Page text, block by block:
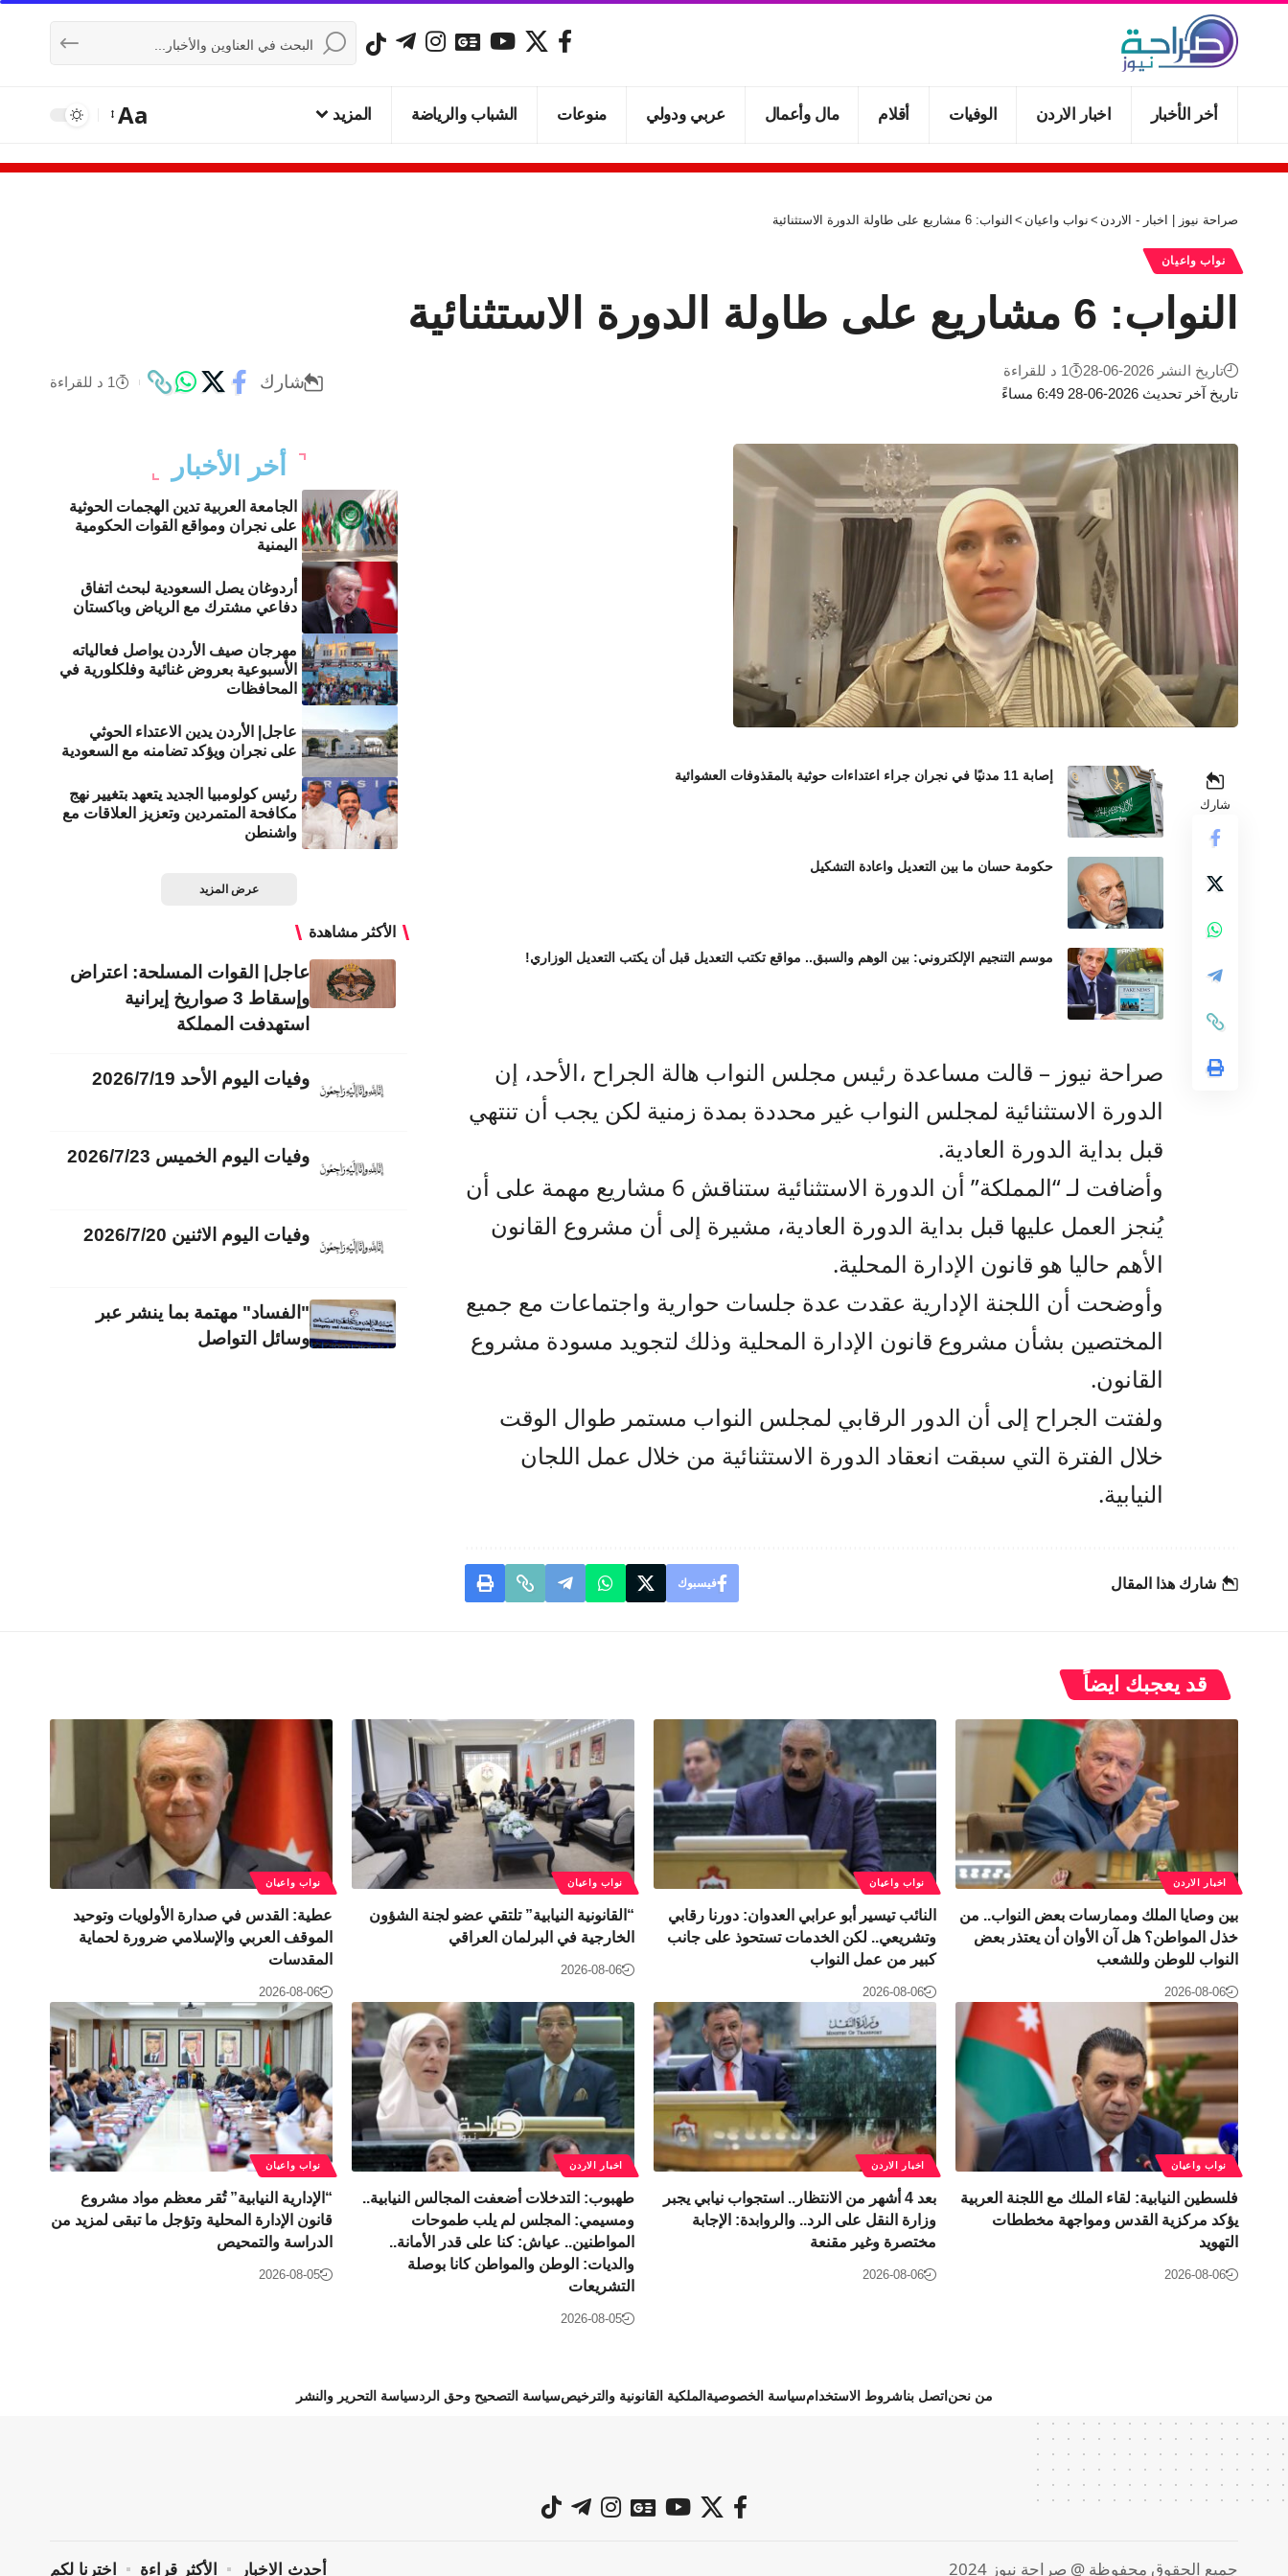
أخر الأخبار اخبار الاردن الوفيات أقلام مال وأعمال عربي ودولي منوعات الشباب والرياضة المزيد Aa
صراحة نيوز | اخبار - الاردن > نواب واعيان > النواب: 6 مشاريع على طاولة الدورة الاستثنائية
نواب واعيان
النواب: 6 مشاريع على طاولة الدورة الاستثنائية
تاريخ آخر تحديث 2026-06-28 6:49 مساءً
تاريخ النشر 2026-06-28 1 د للقراءة
شارك 1 د للقراءة
شارك
إصابة 11 مدنيًا في نجران جراء اعتداءات حوثية بالمقذوفات العشوائية
حكومة حسان ما بين التعديل واعادة التشكيل
موسم التنجيم الإلكتروني: بين الوهم والسبق.. مواقع تكتب التعديل قبل أن يكتب التعديل الوزاري!
صراحة نيوز – قالت مساعدة رئيس مجلس النواب هالة الجراح ،الأحد، إن
الدورة الاستثنائية لمجلس النواب غير محددة بمدة زمنية لكن يجب أن تنتهي
قبل بداية الدورة العادية.
وأضافت لـ “المملكة” أن الدورة الاستثنائية ستناقش 6 مشاريع مهمة على أن
يُنجز العمل عليها قبل بداية الدورة العادية، مشيرة إلى أن مشروع القانون
الأهم حاليا هو قانون الإدارة المحلية.
وأوضحت أن اللجنة الإدارية عقدت عدة جلسات حوارية واجتماعات مع جميع
المختصين بشأن مشروع قانون الإدارة المحلية وذلك لتجويد مسودة مشروع
القانون.
ولفتت الجراح إلى أن الدور الرقابي لمجلس النواب مستمر طوال الوقت
خلال الفترة التي سبقت انعقاد الدورة الاستثنائية من خلال عمل اللجان
النيابية.
شارك هذا المقال فيسبوك
أخر الأخبار
الجامعة العربية تدين الهجمات الحوثية
على نجران ومواقع القوات الحكومية
اليمنية
أردوغان يصل السعودية لبحث اتفاق
دفاعي مشترك مع الرياض وباكستان
مهرجان صيف الأردن يواصل فعالياته
الأسبوعية بعروض غنائية وفلكلورية في
المحافظات
عاجل| الأردن يدين الاعتداء الحوثي
على نجران ويؤكد تضامنه مع السعودية
رئيس كولومبيا الجديد يتعهد بتغيير نهج
مكافحة المتمردين وتعزيز العلاقات مع
واشنطن
عرض المزيد
الأكثر مشاهدة
عاجل| القوات المسلحة: اعتراض
وإسقاط 3 صواريخ إيرانية
استهدفت المملكة
وفيات اليوم الأحد 2026/7/19
وفيات اليوم الخميس 2026/7/23
وفيات اليوم الاثنين 2026/7/20
"الفساد" مهتمة بما ينشر عبر
وسائل التواصل
قد يعجبك ايضاً
اخبار الاردن
بين وصايا الملك وممارسات بعض النواب.. من
خذل المواطن؟ هل آن الأوان أن يعتذر بعض
النواب للوطن وللشعب
2026-08-06
نواب واعيان
النائب تيسير أبو عرابي العدوان: دورنا رقابي
وتشريعي.. لكن الخدمات تستحوذ على جانب
كبير من عمل النواب
2026-08-06
نواب واعيان
“القانونية النيابية” تلتقي عضو لجنة الشؤون
الخارجية في البرلمان العراقي
2026-08-06
نواب واعيان
عطية: القدس في صدارة الأولويات وتوحيد
الموقف العربي والإسلامي ضرورة لحماية
المقدسات
2026-08-06
نواب واعيان
فلسطين النيابية: لقاء الملك مع اللجنة العربية
يؤكد مركزية القدس ومواجهة مخططات
التهويد
2026-08-06
اخبار الاردن
بعد 4 أشهر من الانتظار.. استجواب نيابي يجبر
وزارة النقل على الرد.. والروابدة: الإجابة
مختصرة وغير مقنعة
2026-08-06
اخبار الاردن
طهبوب: التدخلات أضعفت المجالس النيابية..
ومسيمي: المجلس لم يلب طموحات
المواطنين.. عياش: كنا على قدر الأمانة..
والديات: الوطن والمواطن كانا بوصلة
التشريعات
2026-08-05
نواب واعيان
“الإدارية النيابية” تُقر معظم مواد مشروع
قانون الإدارة المحلية وتؤجل ما تبقى لمزيد من
الدراسة والتمحيص
2026-08-05
من نحن اتصل بناشروط الاستخدامسياسة الخصوصية الملكية القانونية والترخيصسياسة التصحيح وحق الردسياسة التحرير والنشر
جميع الحقوق محفوظة @ صراحة نيوز 2024 أحدث الاخبار الأكثر قراءة اخترنا لكم